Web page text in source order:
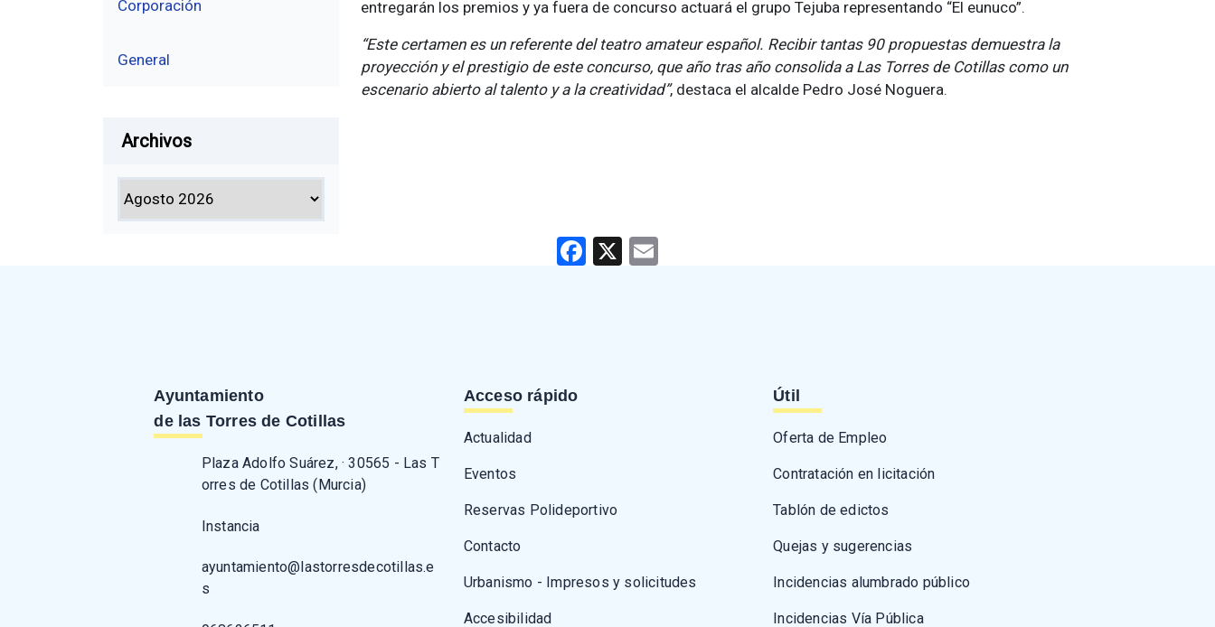
Corporación
General
Archivos
entregarán los premios y ya fuera de concurso actuará el grupo Tejuba representando “El eunuco”.
“Este certamen es un referente del teatro amateur español. Recibir tantas 90 propuestas demuestra la
proyección y el prestigio de este concurso, que año tras año consolida a Las Torres de Cotillas como un
escenario abierto al talento y a la creatividad”, destaca el alcalde Pedro José Noguera.
Facebook
X
Ayuntamiento
de las Torres de Cotillas
Plaza Adolfo Suárez, · 30565 - Las T
orres de Cotillas (Murcia)
Instancia
ayuntamiento@lastorresdecotillas.e
s
Acceso rápido
Actualidad
Eventos
Reservas Polideportivo
Contacto
Urbanismo - Impresos y solicitudes
Accesibilidad
Útil
Oferta de Empleo
Contratación en licitación
Tablón de edictos
Quejas y sugerencias
Incidencias alumbrado público
Incidencias Vía Pública